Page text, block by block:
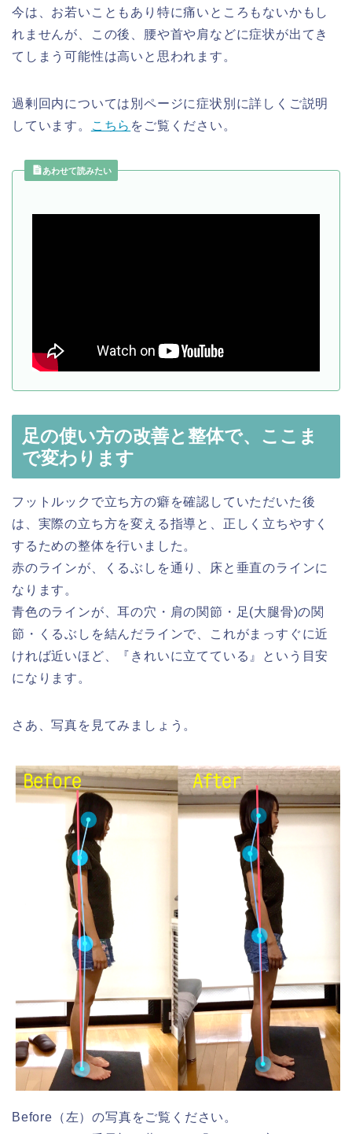
今は、お若いこともあり特に痛いところもないかもし
れませんが、この後、腰や首や肩などに症状が出てき
てしまう可能性は高いと思われます。
過剰回内については別ページに症状別に詳しくご説明
しています。
こちら をご覧ください。
あわせて読みたい
足の使い方の改善と整体で、ここま
で変わります
フットルックで立ち方の癖を確認していただいた後
は、実際の立ち方を変える指導と、正しく立ちやすく
するための整体を行いました。
赤のラインが、くるぶしを通り、床と垂直のラインに
なります。
青色のラインが、耳の穴・肩の関節・足(大腿骨)の関
節・くるぶしを結んだラインで、これがまっすぐに近
ければ近いほど、『きれいに立てている』という目安
になります。
さあ、写真を見てみましょう。
Before（左）の写真をご覧ください。